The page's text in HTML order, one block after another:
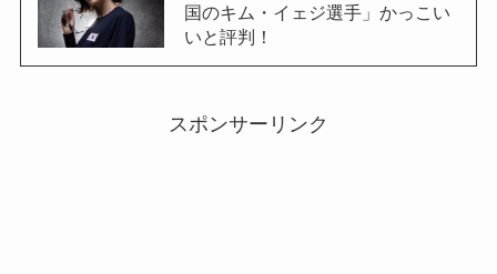
国のキム・イェジ選手」かっこい
いと評判！
スポンサーリンク